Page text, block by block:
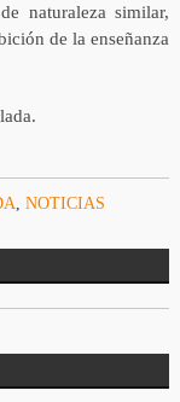
naturaleza similar,
de la enseñanza
NOTICIAS